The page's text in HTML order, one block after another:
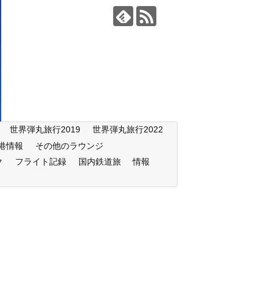
世界弾丸旅行2019
世界弾丸旅行2022
情報
その他のラウンジ
フライト記録 国内鉄道旅
情報